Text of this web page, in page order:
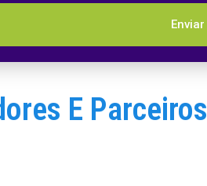
Enviar
E Parceiros